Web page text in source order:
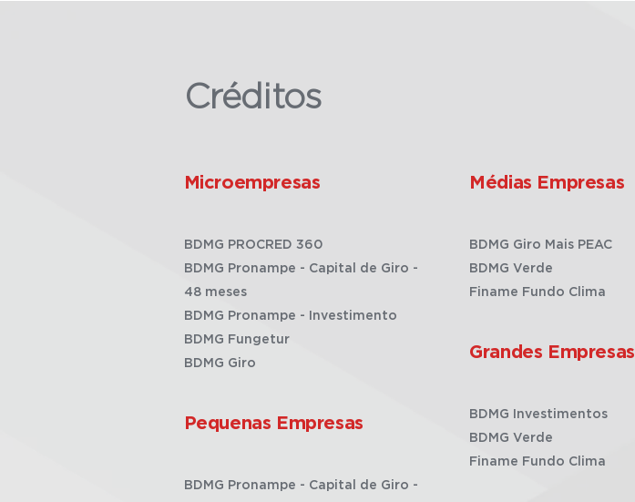
Créditos
Microempresas
BDMG PROCRED 360
BDMG Pronampe - Capital de Giro -
48 meses
BDMG Pronampe - Investimento
BDMG Fungetur
BDMG Giro
Pequenas Empresas
BDMG Pronampe - Capital de Giro -
Médias Empresas
BDMG Giro Mais PEAC
BDMG Verde
Finame Fundo Clima
Grandes Empresas
BDMG Investimentos
BDMG Verde
Finame Fundo Clima